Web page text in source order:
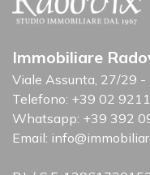
Immobiliare
Viale Assunta, 27/29 -
Telefono: +39 02
Whatsapp: +39 392
Email: